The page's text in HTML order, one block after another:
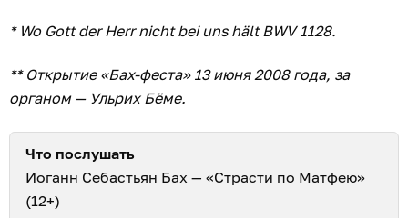
* Wo Gott der Herr nicht bei uns hält BWV 1128.
** Открытие «Бах-феста» 13 июня 2008 года, за
органом — Ульрих Бёме.
Что послушать
Иоганн Себастьян Бах — «Страсти по Матфею»
(12+)